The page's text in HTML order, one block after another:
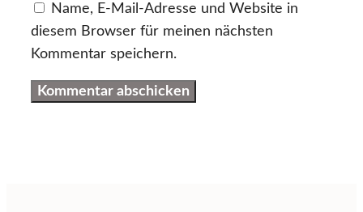
Name, E-Mail-Adresse und Website in
diesem Browser für meinen nächsten
Kommentar speichern.